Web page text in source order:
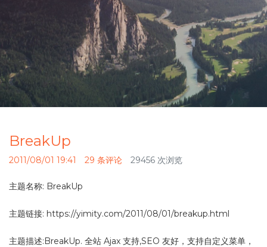
BreakUp
2011/08/01 19:41 29 条评论 29456 次浏览
主题名称: BreakUp
主题链接: https://yimity.com/2011/08/01/breakup.html
主题描述:BreakUp. 全站 Ajax 支持,SEO 友好，支持自定义菜单，